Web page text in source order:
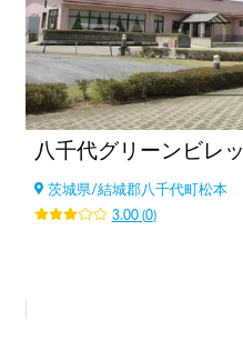
八千代グリーンビレ
茨城県/結城郡八千代町松本
3.00(0)